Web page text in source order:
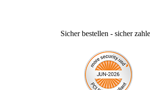
Sicher bestellen - sicher